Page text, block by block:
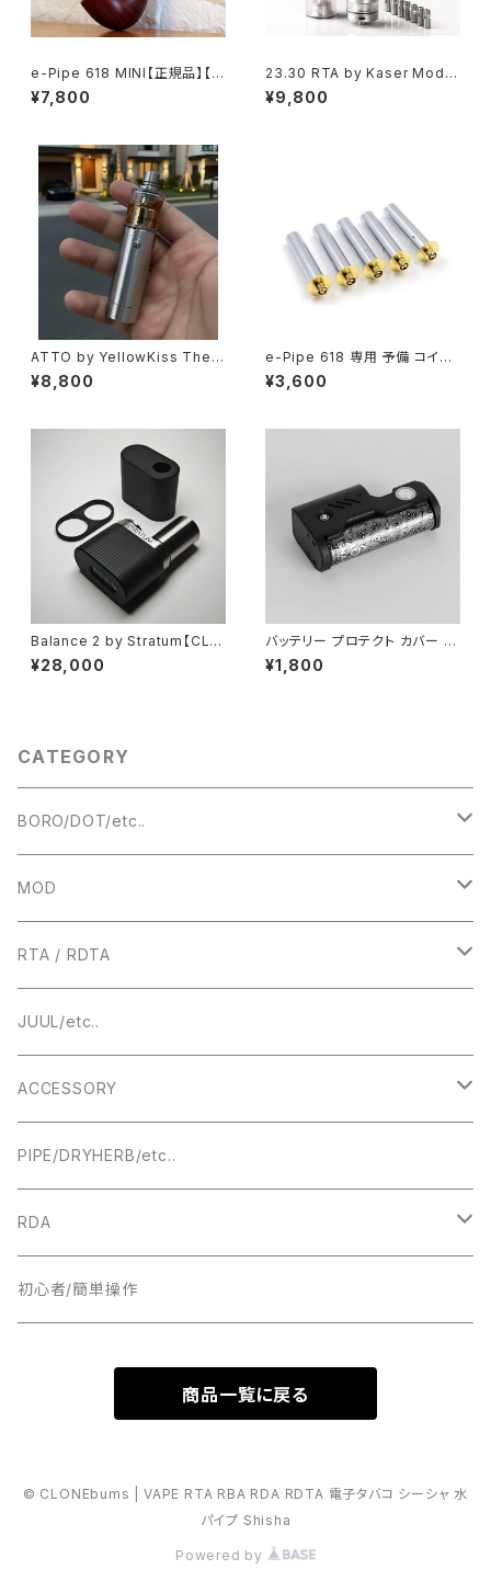
e-Pipe 618 MINI【正規品】【送
料無料】【人気 モデル パイプ
型】【大容量 バッテリー アトマイ
¥7,800
23.30 RTA by Kaser Mods
【CLONE】【送料無料】【SS31
6】【23MM】【PTCG 4.5ML】
¥9,800
ATTO by YellowKiss The v
ape【CLONE】【316SS】【Exte
nsiontube】【PCB】【Mech M
Mechanical MOD】【colibli A
P】【希少 CNC 高精度】【吸入
喷气 전자담배】【電子タバコ VA
¥8,800
e-Pipe 618 専用 予備 コイル
5個入り【正規品】【送料無料】
【お買い得 交換コイル スペア】【
ゃれ 離煙 オシャレ 減煙 かっこ
いい お手入れ簡単 便利 シンプ
ル】【VAPE 電子タバコ】
¥3,600
Balance 2 by Stratum【CLO
NE】【送料無料】【カラー各種】
【Authentic Evolv DNA60 C
MOD クローン】
¥28,000
バッテリー プロテクト カバー シ
ュリンク スキン 【送料無料】【5
枚 5pcs for 18650 18500 18
¥1,800
CATEGORY
BORO/DOT/etc..
RBA
BOROTANK
MOD
TECHNICAL
Authentic DNA Evolve chipset
MECHANICAL / HYBRID
TUBE MOD
BOX MOD
HIGHEND
RTA / RDTA
22MM
23MM
24MM
19MM
18MM
RDTA
JUUL/etc..
ACCESSORY
DRIPTIP ドリップチップ
PIPE/DRYHERB/etc..
RDA
22MM
18MM
初心者/簡単操作
商品一覧に戻る
© CLONEbums | VAPE RTA RBA RDA RDTA 電子タバコ シーシャ 水
パイプ Shisha
Powered by